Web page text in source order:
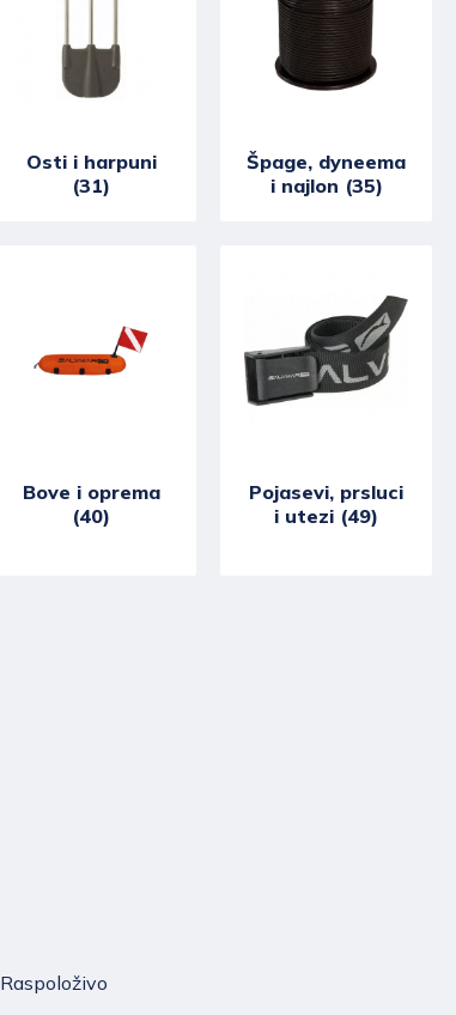
Osti i harpuni
(31)
Špage, dyneema
i najlon (35)
Bove i oprema
(40)
Pojasevi, prsluci
i utezi (49)
Raspoloživo